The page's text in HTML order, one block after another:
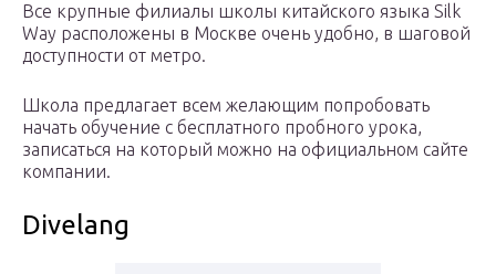
Все крупные филиалы школы китайского языка Silk
Way расположены в Москве очень удобно, в шаговой
доступности от метро.
Школа предлагает всем желающим попробовать
начать обучение с бесплатного пробного урока,
записаться на который можно на официальном сайте
компании.
Divelang